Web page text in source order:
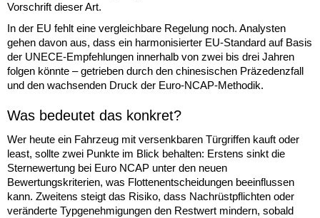
Vorschrift dieser Art.
In der EU fehlt eine vergleichbare Regelung noch. Analysten
gehen davon aus, dass ein harmonisierter EU-Standard auf Basis
der UNECE-Empfehlungen innerhalb von zwei bis drei Jahren
folgen könnte – getrieben durch den chinesischen Präzedenzfall
und den wachsenden Druck der Euro-NCAP-Methodik.
Was bedeutet das konkret?
Wer heute ein Fahrzeug mit versenkbaren Türgriffen kauft oder
least, sollte zwei Punkte im Blick behalten: Erstens sinkt die
Sternewertung bei Euro NCAP unter den neuen
Bewertungskriterien, was Flottenentscheidungen beeinflussen
kann. Zweitens steigt das Risiko, dass Nachrüstpflichten oder
veränderte Typgenehmigungen den Restwert mindern, sobald